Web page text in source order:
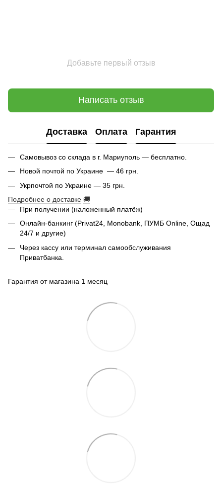
Добавьте первый отзыв
Написать отзыв
Доставка Оплата Гарантия
Самовывоз со склада в г. Мариуполь — бесплатно.
Новой почтой по Украине — 46 грн.
Укрпочтой по Украине — 35 грн.
Подробнее о доставке 🚚
При получении (наложенный платёж)
Онлайн-банкинг (Privat24, Monobank, ПУМБ Online, Ощад
24/7 и другие)
Через кассу или терминал самообслуживания
Приватбанка.
Гарантия от магазина 1 месяц